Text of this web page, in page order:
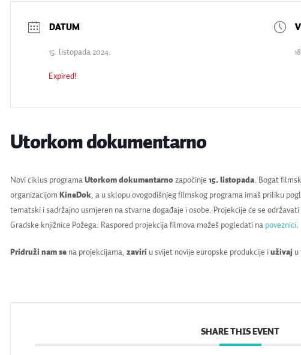
15. listopada 2024.
Expired!
Utorkom dokumentarno
Novi ciklus programaUtorkom dokumentarno započinje15. listopada . Bogat
organizacijom KineDok , a u sklopu ovogodišnjeg filmskog programa imaš priliku
tematski i sadržajno usmjeren na stvarne događaje i osobe. Projekcije će se održavati
Gradske knjižnice Požega. Raspored projekcija filmova možeš pogledati na poveznici
Pridruži nam se na projekcijama,zaviri u svijet novije europske produkcije iuživaj u
SHARE THIS EVENT